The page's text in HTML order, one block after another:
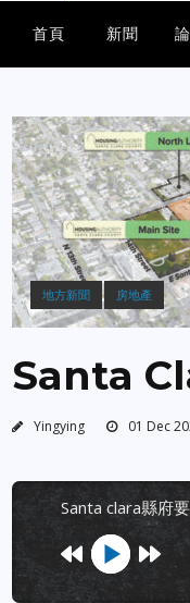
首頁 新聞
地方新聞 房地產
Santa
Yingying 01 Dec
santa clara縣府